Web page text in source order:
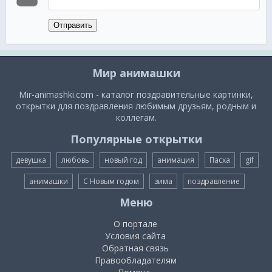
Отправить
Мир анимашки
Mir-animashki.com - каталог поздравительные картинки,
открытки для поздравления любимым друзьям, родным и
коллегам.
Популярные открытки
девушка любовь новый год анимация Пасха gif
анимашки С Новым годом зима поздравление
Меню
О портале
Условия сайта
Обратная связь
Правообладателям